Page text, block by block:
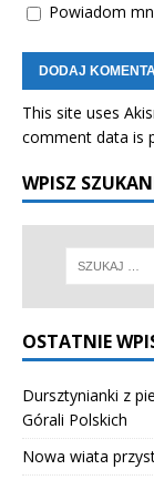
Powiadom
This site uses
comment data is
WPISZ
OSTATNIE
Dursztynianki z
Górali Polskich
Nowa wiata